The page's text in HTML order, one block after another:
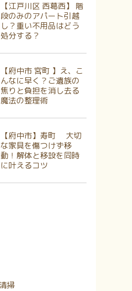
【江戸川区 西葛西】 階
段のみのアパート引越
し？重い不用品はどう
処分する？
【府中市 宮町 】え、こ
んなに早く？ご遺族の
焦りと負担を消し去る
魔法の整理術
【府中市】寿町 大切
な家具を傷つけず移
動！解体と移設を同時
に叶えるコツ
掃